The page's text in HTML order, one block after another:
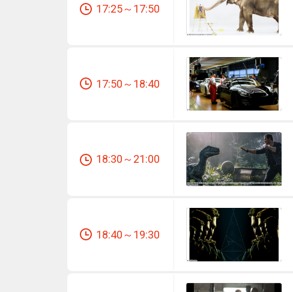
17:25～17:50
17:50～18:40
18:30～21:00
18:40～19:30